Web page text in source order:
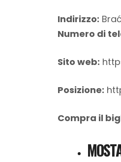
Indirizzo:
Numero di
Sito web:
Posizione:
Compra il